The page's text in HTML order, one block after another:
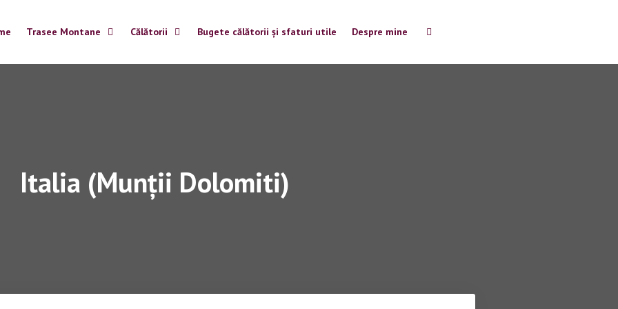
Trasee Montane Călătorii Bugete călătorii și sfaturi utile Despre mine
Italia (Munții Dolomiti)